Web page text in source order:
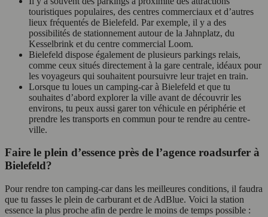
touristiques populaires, des centres commerciaux et d’autres
lieux fréquentés de Bielefeld. Par exemple, il y a des
possibilités de stationnement autour de la Jahnplatz, du
Kesselbrink et du centre commercial Loom.
Bielefeld dispose également de plusieurs parkings relais,
comme ceux situés directement à la gare centrale, idéaux pour
les voyageurs qui souhaitent poursuivre leur trajet en train.
Lorsque tu loues un camping-car à Bielefeld et que tu
souhaites d’abord explorer la ville avant de découvrir les
environs, tu peux aussi garer ton véhicule en périphérie et
prendre les transports en commun pour te rendre au centre-
ville.
Faire le plein d’essence près de l’agence roadsurfer à
Bielefeld?
Pour rendre ton camping-car dans les meilleures conditions, il faudra
que tu fasses le plein de carburant et de AdBlue. Voici la station
essence la plus proche afin de perdre le moins de temps possible :